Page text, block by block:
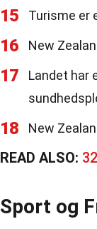
15 Turisme er
16 New
17
Landet har
18 New
READ ALSO:
Sport og